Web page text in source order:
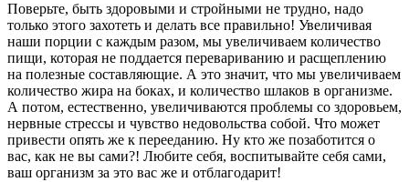
Поверьте, быть здоровыми и стройными не трудно, надо
только этого захотеть и делать все правильно! Увеличивая
наши порции с каждым разом, мы увеличиваем количество
пищи, которая не поддается перевариванию и расщеплению
на полезные составляющие. А это значит, что мы увеличиваем
количество жира на боках, и количество шлаков в организме.
А потом, естественно, увеличиваются проблемы со здоровьем,
нервные стрессы и чувство недовольства собой. Что может
привести опять же к перееданию. Ну кто же позаботится о
вас, как не вы сами?! Любите себя, воспитывайте себя сами,
ваш организм за это вас же и отблагодарит!